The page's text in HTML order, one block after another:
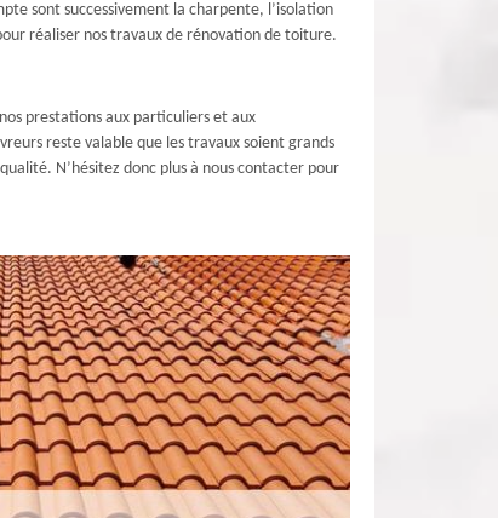
sont successivement la charpente, l’isolation
réaliser nos travaux de rénovation de toiture.
prestations aux particuliers et aux
reste valable que les travaux soient grands
N’hésitez donc plus à nous contacter pour